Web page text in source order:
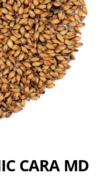
CARA MD